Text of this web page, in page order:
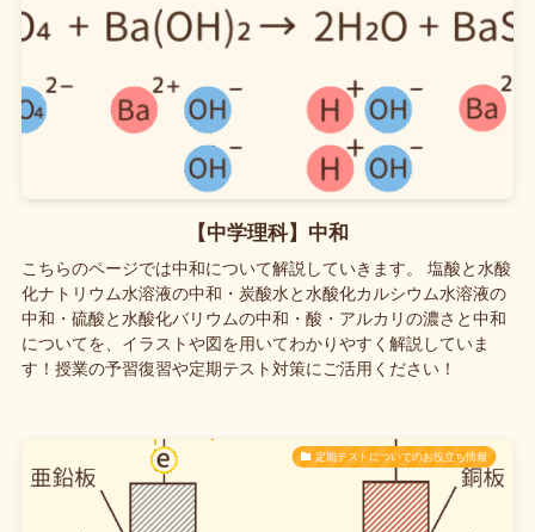
【中学理科】中和
こちらのページでは中和について解説していきます。 塩酸と水酸
化ナトリウム水溶液の中和・炭酸水と水酸化カルシウム水溶液の
中和・硫酸と水酸化バリウムの中和・酸・アルカリの濃さと中和
についてを、イラストや図を用いてわかりやすく解説していま
す！授業の予習復習や定期テスト対策にご活用ください！
定期テストについてのお役立ち情報